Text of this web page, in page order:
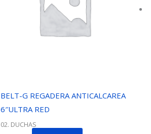
BELT-G REGADERA ANTICALCAREA
6″ULTRA RED
02. DUCHAS